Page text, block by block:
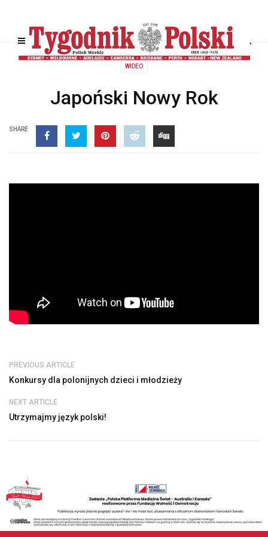
WIDEO
Japoński Nowy Rok
SHARE
PREVIOUS ARTICLE
Konkursy dla polonijnych dzieci i młodzieży
NEXT ARTICLE
Utrzymajmy język polski!